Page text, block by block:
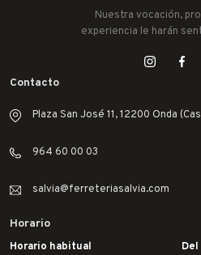
Nuestra vocación,
experiencia le harán
Contacto
Plaza San José 11, 12200 Onda
964 60 00 03
salvia@ferreteriasalvia.com
Horario
Horario habitual